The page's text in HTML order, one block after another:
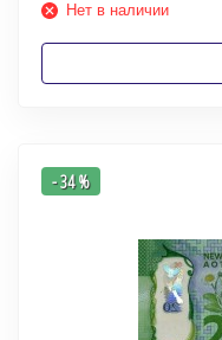
Нет в наличии
- 34 %